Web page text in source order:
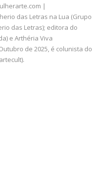
|
das Letras na Lua (Grupo
das Letras); editora do
e Arthéria Viva
de 2025, é colunista do